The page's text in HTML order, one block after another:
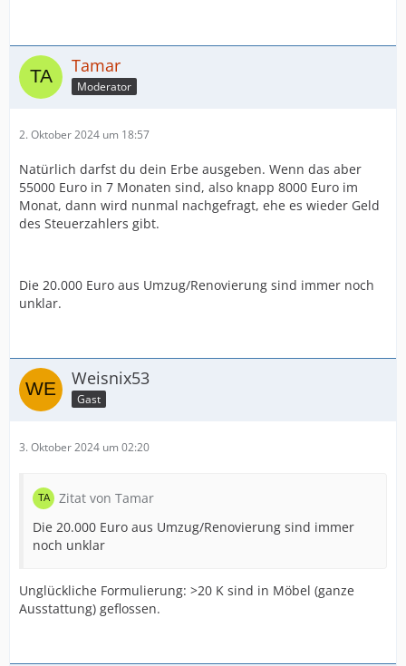
Tamar
Moderator
2. Oktober 2024 um 18:57
Natürlich darfst du dein Erbe ausgeben. Wenn das aber
55000 Euro in 7 Monaten sind, also knapp 8000 Euro im
Monat, dann wird nunmal nachgefragt, ehe es wieder Geld
des Steuerzahlers gibt.
Die 20.000 Euro aus Umzug/Renovierung sind immer noch
unklar.
Weisnix53
Gast
3. Oktober 2024 um 02:20
Zitat von Tamar
Die 20.000 Euro aus Umzug/Renovierung sind immer
noch unklar
Unglückliche Formulierung: >20 K sind in Möbel (ganze
Ausstattung) geflossen.